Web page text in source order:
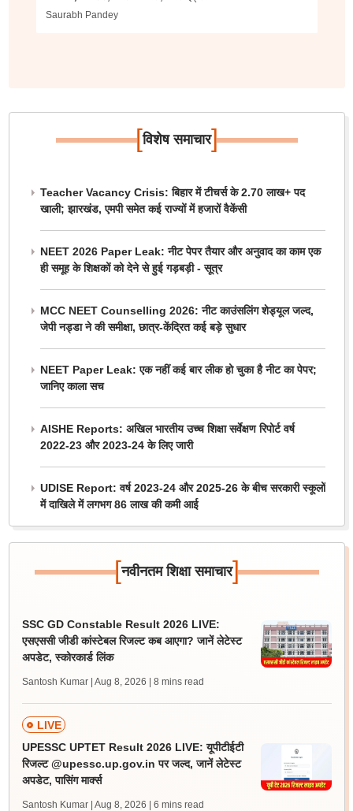
Saurabh Pandey
[विशेष समाचार]
Teacher Vacancy Crisis: बिहार में टीचर्स के 2.70 लाख+ पद
खाली; झारखंड, एमपी समेत कई राज्यों में हजारों वैकेंसी
NEET 2026 Paper Leak: नीट पेपर तैयार और अनुवाद का काम एक
ही समूह के शिक्षकों को देने से हुई गड़बड़ी - सूत्र
MCC NEET Counselling 2026: नीट काउंसलिंग शेड्यूल जल्द,
जेपी नड्डा ने की समीक्षा, छात्र-केंद्रित कई बड़े सुधार
NEET Paper Leak: एक नहीं कई बार लीक हो चुका है नीट का पेपर;
जानिए काला सच
AISHE Reports: अखिल भारतीय उच्च शिक्षा सर्वेक्षण रिपोर्ट वर्ष
2022-23 और 2023-24 के लिए जारी
UDISE Report: वर्ष 2023-24 और 2025-26 के बीच सरकारी स्कूलों
में दाखिले में लगभग 86 लाख की कमी आई
[नवीनतम शिक्षा समाचार]
SSC GD Constable Result 2026 LIVE:
एसएससी जीडी कांस्टेबल रिजल्ट कब आएगा? जानें लेटेस्ट
अपडेट, स्कोरकार्ड लिंक
Santosh Kumar | Aug 8, 2026 | 8 mins read
LIVE
UPESSC UPTET Result 2026 LIVE: यूपीटीईटी
रिजल्ट @upessc.up.gov.in पर जल्द, जानें लेटेस्ट
अपडेट, पासिंग मार्क्स
Santosh Kumar | Aug 8, 2026 | 6 mins read